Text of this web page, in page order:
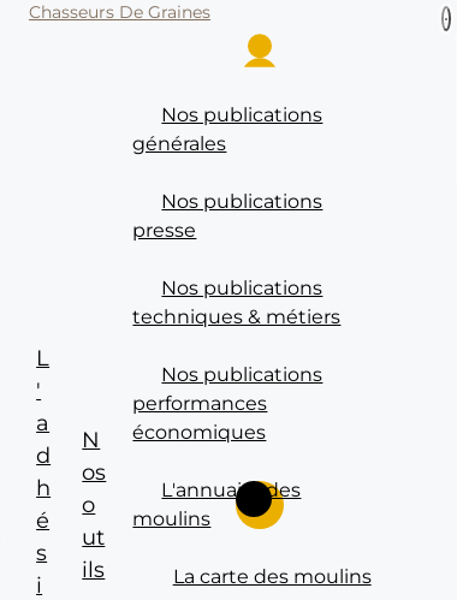
Se connecter
Rechercher sur le site
L
'
a
d
h
é
s
i
N
os
o
ut
ils
Nos publications
générales
Nos publications
presse
Nos publications
techniques & métiers
Nos publications
performances
économiques
L'annuaire des
moulins
La carte des moulins
Chasseurs De Graines